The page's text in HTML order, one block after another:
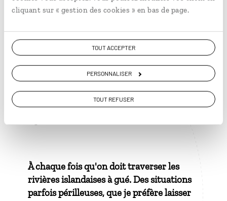
cliquant sur « gestion des cookies » en bas de page.
TOUT ACCEPTER
PERSONNALISER
TOUT REFUSER
facétieuses sont pourtant bien réelles
personnages populaires et œuvrent
sérieusement à la protection de leur
À chaque fois qu'on doit traverser les
rivières islandaises à gué. Des situations
parfois périlleuses, que je préfère laisser